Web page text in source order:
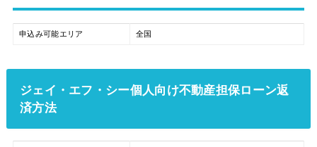
申込み可能エリア 全国
ジェイ・エフ・シー個人向け不動産担保ローン返
済方法